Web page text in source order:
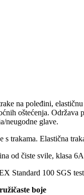
na poleđini,
oštećenja.
neugodne glave.
s trakama. Elastična
od čiste svile, klasa
Standard 100 SGS
boje